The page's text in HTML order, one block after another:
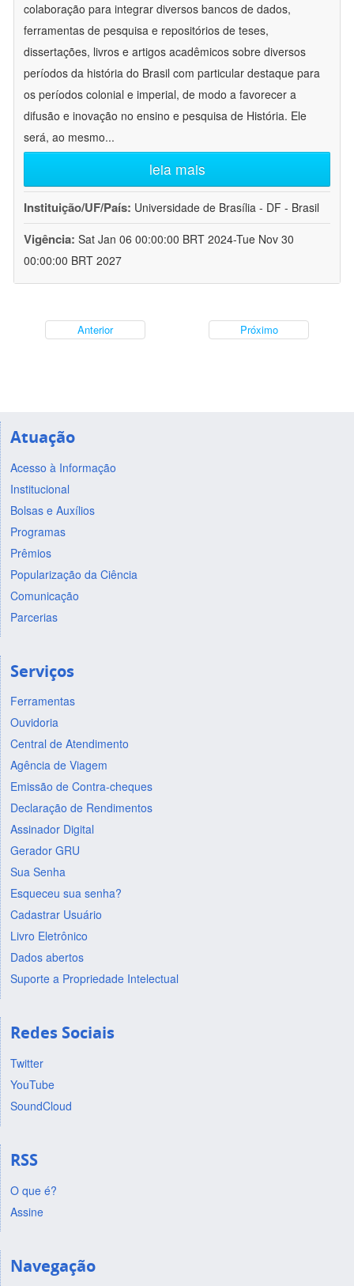
colaboração para integrar diversos bancos de dados,
ferramentas de pesquisa e repositórios de teses,
dissertações, livros e artigos acadêmicos sobre diversos
períodos da história do Brasil com particular destaque para
os períodos colonial e imperial, de modo a favorecer a
difusão e inovação no ensino e pesquisa de História. Ele
será, ao mesmo...
leia mais
Instituição/UF/País: Universidade de Brasília - DF - Brasil
Vigência: Sat Jan 06 00:00:00 BRT 2024-Tue Nov 30
00:00:00 BRT 2027
Anterior Próximo
Atuação
Acesso à Informação
Institucional
Bolsas e Auxílios
Programas
Prêmios
Popularização da Ciência
Comunicação
Parcerias
Serviços
Ferramentas
Ouvidoria
Central de Atendimento
Agência de Viagem
Emissão de Contra-cheques
Declaração de Rendimentos
Assinador Digital
Gerador GRU
Sua Senha
Esqueceu sua senha?
Cadastrar Usuário
Livro Eletrônico
Dados abertos
Suporte a Propriedade Intelectual
Redes Sociais
Twitter
YouTube
SoundCloud
RSS
O que é?
Assine
Navegação